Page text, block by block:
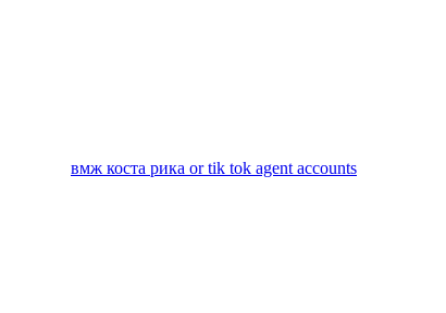
вмж коста рика or tik tok agent accounts